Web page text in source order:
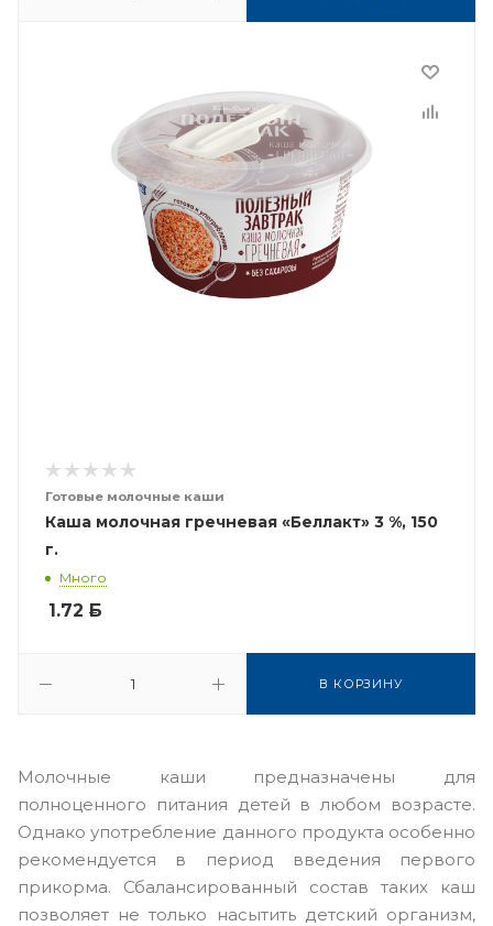
Готовые молочные каши
Каша молочная гречневая «Беллакт» 3 %, 150
г.
Много
1.72 Б
В КОРЗИНУ
Молочные каши предназначены для
полноценного питания детей в любом возрасте.
Однако употребление данного продукта особенно
рекомендуется в период введения первого
прикорма. Сбалансированный состав таких каш
позволяет не только насытить детский организм,